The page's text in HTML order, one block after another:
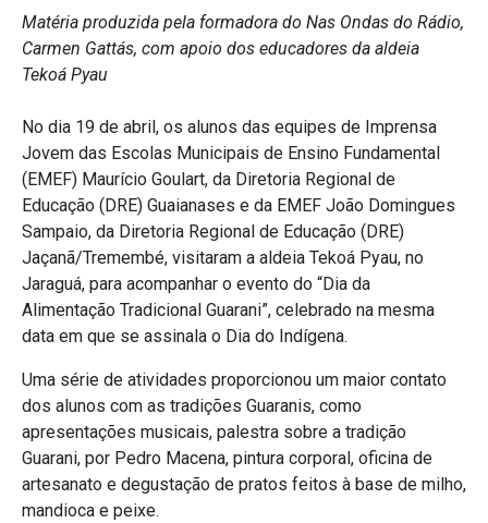
Matéria produzida pela formadora do Nas Ondas do Rádio,
Carmen Gattás, com apoio dos educadores da aldeia
Tekoá Pyau
No dia 19 de abril, os alunos das equipes de Imprensa
Jovem das Escolas Municipais de Ensino Fundamental
(EMEF) Maurício Goulart, da Diretoria Regional de
Educação (DRE) Guaianases e da EMEF João Domingues
Sampaio, da Diretoria Regional de Educação (DRE)
Jaçanã/Tremembé, visitaram a aldeia Tekoá Pyau, no
Jaraguá, para acompanhar o evento do “Dia da
Alimentação Tradicional Guarani”, celebrado na mesma
data em que se assinala o Dia do Indígena.
Uma série de atividades proporcionou um maior contato
dos alunos com as tradições Guaranis, como
apresentações musicais, palestra sobre a tradição
Guarani, por Pedro Macena, pintura corporal, oficina de
artesanato e degustação de pratos feitos à base de milho,
mandioca e peixe.